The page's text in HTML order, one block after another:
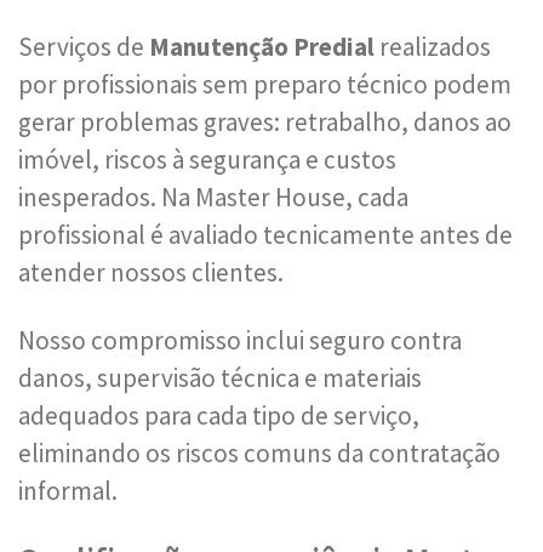
Serviços de Manutenção Predial realizados
por profissionais sem preparo técnico podem
gerar problemas graves: retrabalho, danos ao
imóvel, riscos à segurança e custos
inesperados. Na Master House, cada
profissional é avaliado tecnicamente antes de
atender nossos clientes.
Nosso compromisso inclui seguro contra
danos, supervisão técnica e materiais
adequados para cada tipo de serviço,
eliminando os riscos comuns da contratação
informal.